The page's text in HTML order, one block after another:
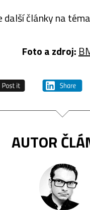
další články na téma
Foto a zdroj:
AUTOR